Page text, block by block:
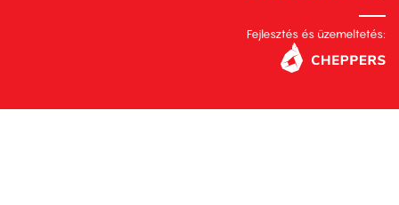
Fejlesztés és üzemeltetés: